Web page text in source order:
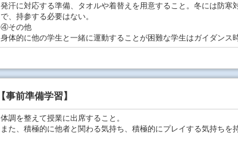
発汗に対応する準備、タオルや着替えを用意すること。冬には防
で、持参する必要はない。
④その他
身体的に他の学生と一緒に運動することが困難な学生はガイダンス
【事前準備学習】
体調を整えて授業に出席すること。
また、積極的に他者と関わる気持ち、積極的にプレイする気持ちを